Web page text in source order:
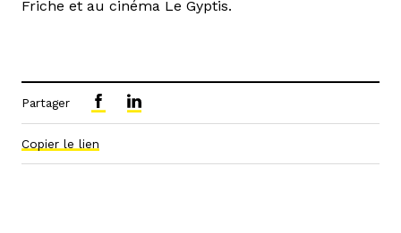
Friche et au cinéma Le Gyptis.
Partager
Copier le lien